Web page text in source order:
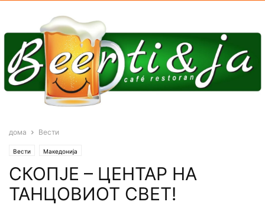
дома Вести
Вести Македонија
СКОПЈЕ – ЦЕНТАР НА
ТАНЦОВИОТ СВЕТ!